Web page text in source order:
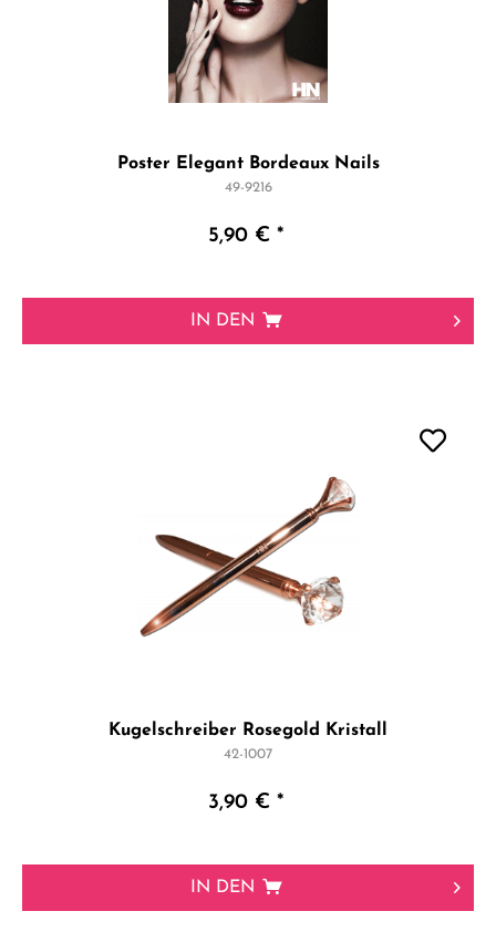
Poster Elegant Bordeaux Nails
49-9216
5,90 € *
IN DEN
Kugelschreiber Rosegold Kristall
42-1007
3,90 € *
IN DEN